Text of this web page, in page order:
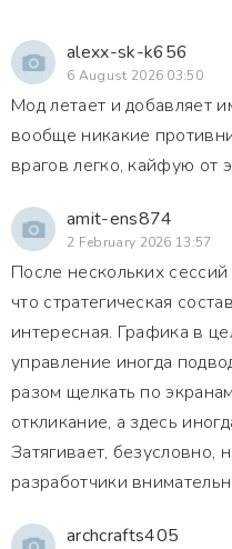
alexx-sk-k656
6 August 2026 03:50
Мод летает и добавляет
вообще никакие
врагов легко, кайфую от
amit-ens874
2 February 2026 13:57
После нескольких
что стратегическая
интересная. Графика в
управление иногда
разом щелкать по
откликание, а здесь
Затягивает, безусловно,
разработчики
archcrafts405